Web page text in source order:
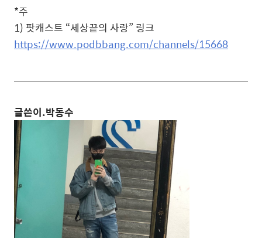
*주
1) 팟캐스트 “세상끝의 사랑” 링크
https://www.podbbang.com/channels/15668
글쓴이.박동수